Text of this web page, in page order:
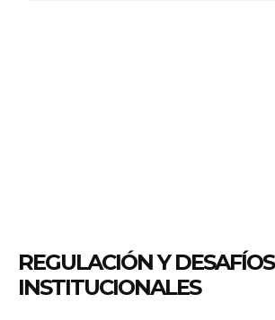
REGULACIÓN Y DESAFÍOS
INSTITUCIONALES